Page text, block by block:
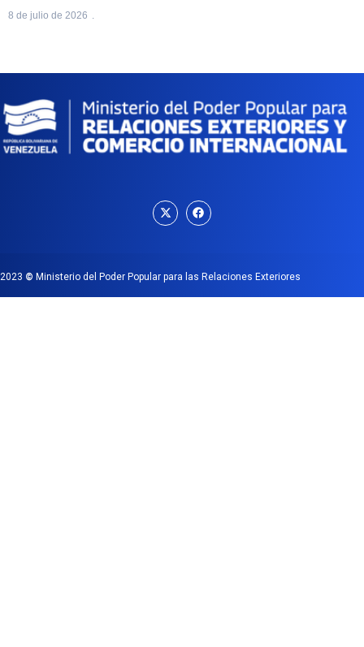
8 de julio de 2026
2023 © Ministerio del Poder Popular para las Relaciones Exteriores